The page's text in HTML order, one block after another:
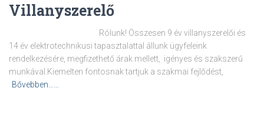
Villanyszerelő
Rólunk! Összesen 9 év villanyszerelői és
14 év elektrotechnikusi tapasztalattal állunk ügyfeleink
rendelkezésére, megfizethető árak mellett, igényes és szakszerű
munkával.Kiemelten fontosnak tartjuk a szakmai fejlődést,
Bővebben……